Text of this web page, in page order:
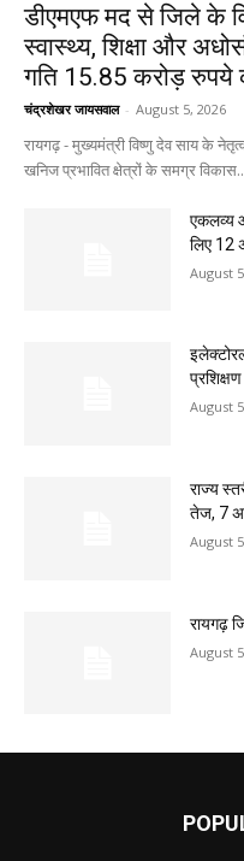
डीएमएफ मद से जिले के
स्वास्थ्य, शिक्षा और
गति 15.85 करोड़ रुपये
चंद्रशेखर जायसवाल - August 5, 2026
रायगढ़ - मुख्यमंत्री विष्णु देव साय के
खनिज प्रभावित क्षेत्रों के समग्र
एकलव्य
लिए 12
August
August
राज्य
तेज, 7
August
रायगढ़
August